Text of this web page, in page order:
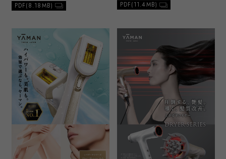
PDF(8.18MB) PDF(11.4MB)